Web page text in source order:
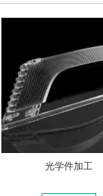
光学件加工